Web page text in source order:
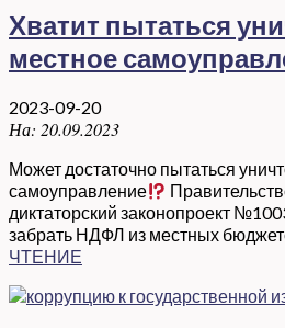
Хватит пытаться
местное
2023-09-20
На: 20.09.2023
Может достаточно пытаться
самоуправление
диктаторский законопроект
забрать НДФЛ из местных
ЧТЕНИЕ